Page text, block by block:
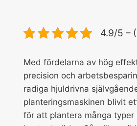
4.9/5 –
Med fördelarna av hög
precision och
radiga hjuldrivna
planteringsmaskinen blivit
för att plantera många typer